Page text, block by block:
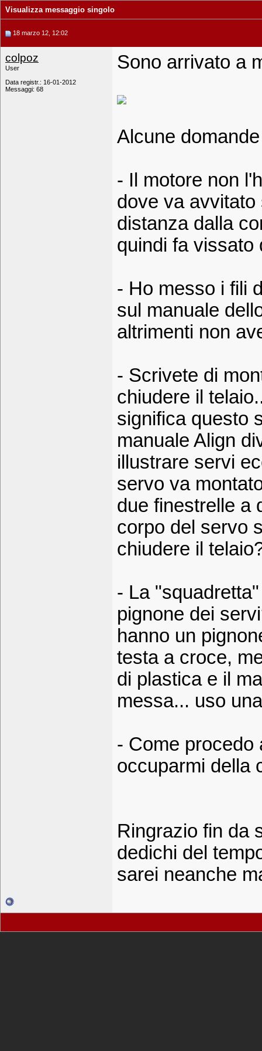
Visualizza messaggio singolo
18 marzo 12, 12:02
colpoz
User
Data registr.: 16-01-2012
Messaggi: 68
Sono arrivato a
Alcune
- Il motore non
dove va
distanza dalla
quindi fa vissato
- Ho messo i fili
sul manuale
altrimenti non
- Scrivete di
chiudere il
significa questo
manuale Align
illustrare servi
servo va
due finestrelle a
corpo del servo
chiudere il
- La
pignone dei
hanno un
testa a croce,
di plastica e il
messa... uso
- Come procedo
occuparmi della
Ringrazio fin da
dedichi del
sarei neanche